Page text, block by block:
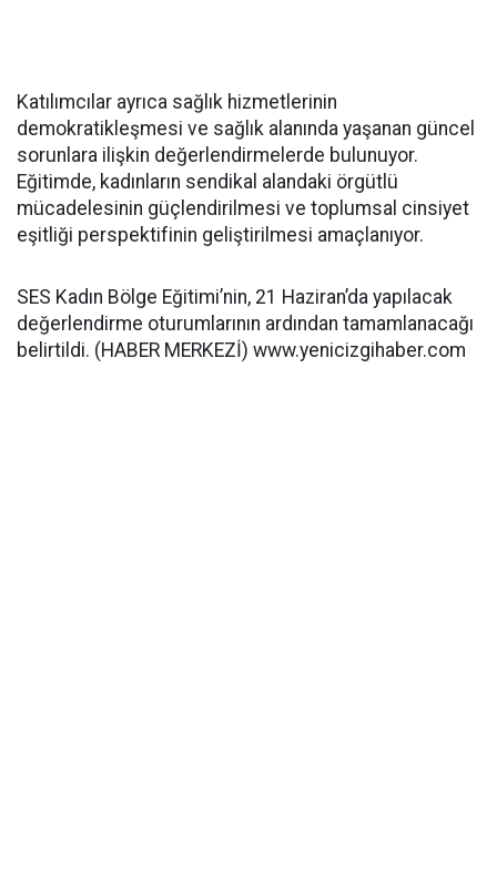
Katılımcılar ayrıca sağlık hizmetlerinin
demokratikleşmesi ve sağlık alanında yaşanan güncel
sorunlara ilişkin değerlendirmelerde bulunuyor.
Eğitimde, kadınların sendikal alandaki örgütlü
mücadelesinin güçlendirilmesi ve toplumsal cinsiyet
eşitliği perspektifinin geliştirilmesi amaçlanıyor.
SES Kadın Bölge Eğitimi’nin, 21 Haziran’da yapılacak
değerlendirme oturumlarının ardından tamamlanacağı
belirtildi. (HABER MERKEZİ) www.yenicizgihaber.com